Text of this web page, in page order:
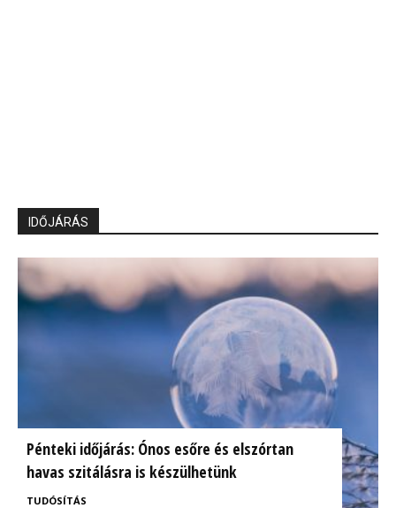
IDŐJÁRÁS
Pénteki időjárás: Ónos esőre és elszórtan
havas szitálásra is készülhetünk
TUDÓSÍTÁS